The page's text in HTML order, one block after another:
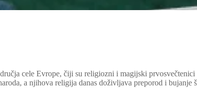
cele Evrope, čiji su religiozni i magijski
a njihova religija danas doživljava preporod i bujanje